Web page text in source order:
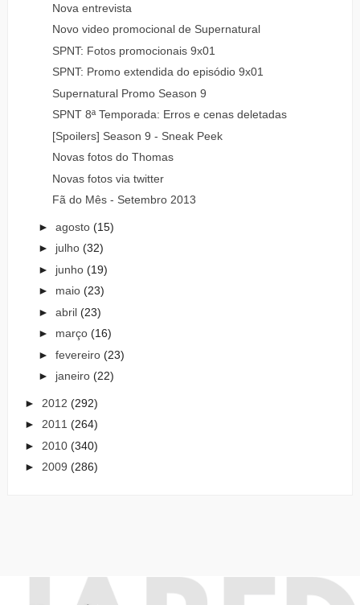
Nova entrevista
Novo video promocional de Supernatural
SPNT: Fotos promocionais 9x01
SPNT: Promo extendida do episódio 9x01
Supernatural Promo Season 9
SPNT 8ª Temporada: Erros e cenas deletadas
[Spoilers] Season 9 - Sneak Peek
Novas fotos do Thomas
Novas fotos via twitter
Fã do Mês - Setembro 2013
► agosto (15)
► julho (32)
► junho (19)
► maio (23)
► abril (23)
► março (16)
► fevereiro (23)
► janeiro (22)
► 2012 (292)
► 2011 (264)
► 2010 (340)
► 2009 (286)